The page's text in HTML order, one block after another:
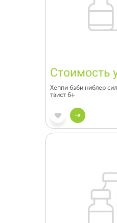
Стоимость
Хеппи бэби ниблер
твист 6+